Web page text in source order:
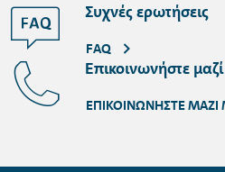
Συχνές ερωτήσεις
FAQ
Επικοινωνήστε
ΕΠΙΚΟΙΝΩΝΉΣΤΕ ΜΑΖΊ